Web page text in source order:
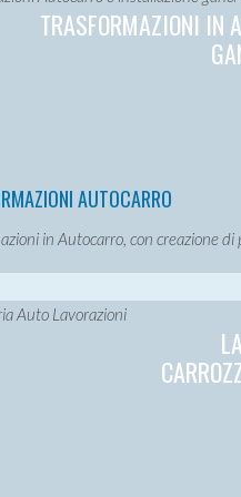
TRASFORMAZIONI IN
AUTOCARRO
in Autocarro, con creazione di